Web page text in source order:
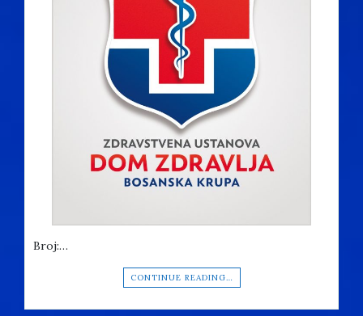
Broj:…
CONTINUE READING…